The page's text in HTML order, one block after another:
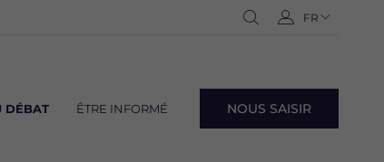
n
e
x
Navigation
FR
-
DÉBAT ÊTRE INFORMÉ NOUS SAISIR